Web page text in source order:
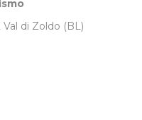
di Zoldo (BL)